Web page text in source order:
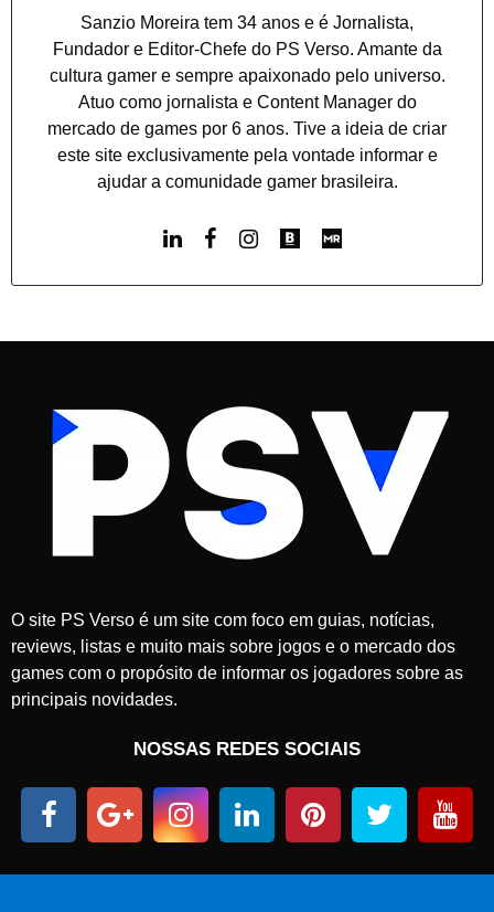
Sanzio Moreira tem 34 anos e é Jornalista,
Fundador e Editor-Chefe do PS Verso. Amante da
cultura gamer e sempre apaixonado pelo universo.
Atuo como jornalista e Content Manager do
mercado de games por 6 anos. Tive a ideia de criar
este site exclusivamente pela vontade informar e
ajudar a comunidade gamer brasileira.
O site PS Verso é um site com foco em guias, notícias,
reviews, listas e muito mais sobre jogos e o mercado dos
games com o propósito de informar os jogadores sobre as
principais novidades.
NOSSAS REDES SOCIAIS